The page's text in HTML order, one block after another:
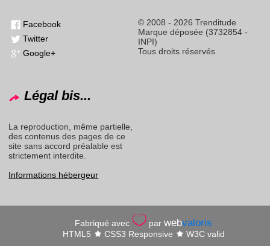
Facebook
Twitter
Google+
© 2008 - 2026 Trenditude
Marque déposée (3732854 -
INPI)
Tous droits réservés
Légal bis...
La reproduction, même partielle,
des contenus des pages de ce
site sans accord préalable est
strictement interdite.
Informations hébergeur
Fabriqué avec parwebvaloris
HTML5 CSS3 Responsive W3C valid